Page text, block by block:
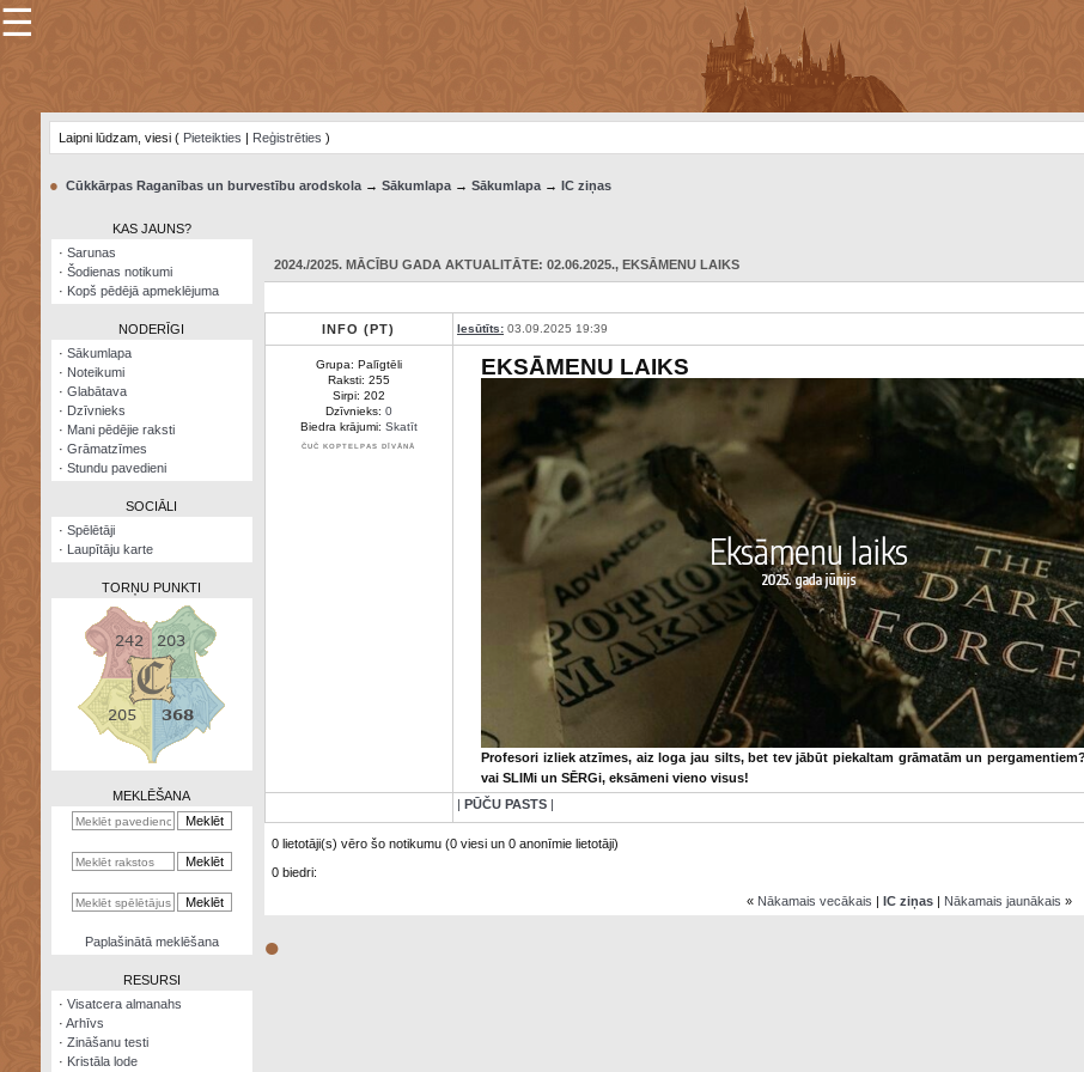
×
Šodienas
Visatcera
almanahs
kalkulators
☰
Laipni lūdzam, viesi ( Pieteikties | Reģistrēties )
● Cūkkārpas Raganības un burvestību arodskola→ Sākumlapa→ Sākumlapa→ IC ziņas
KAS JAUNS?
· Sarunas
· Šodienas notikumi
· Kopš pēdējā apmeklējuma
NODERĪGI
· Sākumlapa
· Noteikumi
· Glabātava
· Dzīvnieks
· Mani pēdējie raksti
· Grāmatzīmes
· Stundu pavedieni
SOCIĀLI
· Spēlētāji
· Laupītāju karte
TORŅU PUNKTI
MEKLĒŠANA
Paplašinātā meklēšana
RESURSI
· Visatcera almanahs
· Arhīvs
· Zināšanu testi
· Kristāla lode
2024./2025. MĀCĪBU GADA AKTUALITĀTE: 02.06.2025., EKSĀMENU LAIKS
INFO (PT) Iesūtīts:03.09.2025 19:39
Grupa: Palīgtēli
Raksti: 255
Sirpi: 202
Dzīvnieks: 0
Biedra krājumi: Skatīt
ČUČ KOPTELPAS DĪVĀNĀ
EKSĀMENU LAIKS
Profesori izliek atzīmes, aiz loga jau silts, bet tev jābūt piekaltam grāmatām un
vai SLIMi un SĒRGi, eksāmeni vieno visus!
| PŪČU PASTS|
0 lietotāji(s) vēro šo notikumu (0 viesi un 0 anonīmie lietotāji)
0 biedri:
« Nākamais vecākais |IC ziņas | Nākamais jaunākais »
●